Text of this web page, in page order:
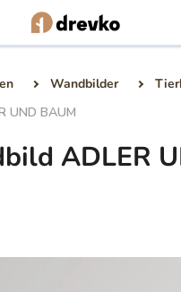
Wandbilder
UND BAUM
ADLER